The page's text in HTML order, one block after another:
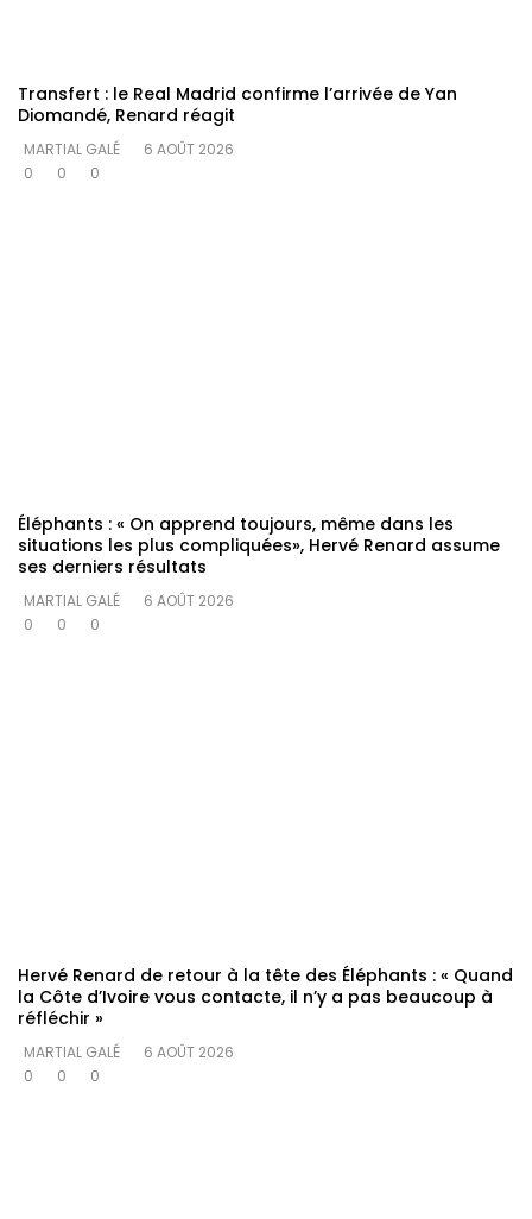
Transfert : le Real Madrid confirme l’arrivée de Yan
Diomandé, Renard réagit
MARTIAL GALÉ
6 AOÛT 2026
0
0 0
Éléphants : « On apprend toujours, même dans les
situations les plus compliquées», Hervé Renard assume
ses derniers résultats
MARTIAL GALÉ
6 AOÛT 2026
0
0 0
Hervé Renard de retour à la tête des Éléphants : « Quand
la Côte d’Ivoire vous contacte, il n’y a pas beaucoup à
réfléchir »
MARTIAL GALÉ
6 AOÛT 2026
0
0 0